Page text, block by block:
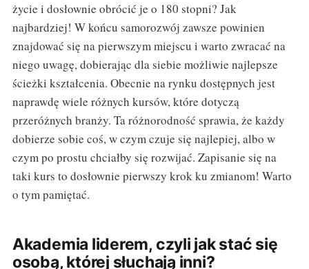
życie i dosłownie obrócić je o 180 stopni? Jak
najbardziej! W końcu samorozwój zawsze powinien
znajdować się na pierwszym miejscu i warto zwracać na
niego uwagę, dobierając dla siebie możliwie najlepsze
ścieżki kształcenia. Obecnie na rynku dostępnych jest
naprawdę wiele różnych kursów, które dotyczą
przeróżnych branży. Ta różnorodność sprawia, że każdy
dobierze sobie coś, w czym czuje się najlepiej, albo w
czym po prostu chciałby się rozwijać. Zapisanie się na
taki kurs to dosłownie pierwszy krok ku zmianom! Warto
o tym pamiętać.
Akademia liderem, czyli jak stać się
osobą, której słuchają inni?